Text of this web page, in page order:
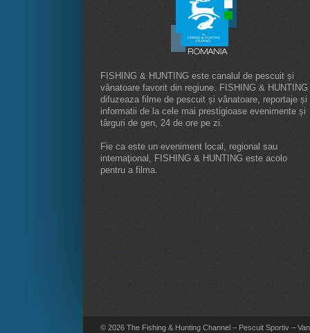
FISHING & HUNTING este canalul de pescuit și
vânatoare favorit din regiune. FISHING & HUNTING
difuzeaza filme de pescuit și vânatoare, reportaje și
informatii de la cele mai prestigioase evenimente și
târguri de gen, 24 de ore pe zi.
Fie ca este un eveniment local, regional sau
internaţional, FISHING & HUNTING este acolo
pentru a filma.
© 2026 The Fishing & Hunting Channel – Pescuit Sportiv –